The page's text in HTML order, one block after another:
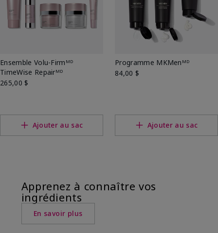
Ensemble Volu-Firmᴹᴰ
TimeWise Repairᴹᴰ
265,00 $
Ajouter au sac
Programme MKMenᴹᴰ
84,00 $
Ajouter au sac
Apprenez à connaître vos
ingrédients
En savoir plus